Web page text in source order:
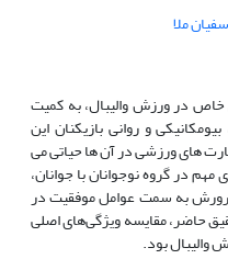
ملا
خاص در ورزش والیبال، به کمیت
و روانی بازیکنان این
های ورزشی در آن ها حیاتی می
مهم در گروه نوجوانان با جوانان،
پرورش به سمت عوامل موفقیت در
حاضر، مقایسه ویژگیهای اصلی
والیبال بود.